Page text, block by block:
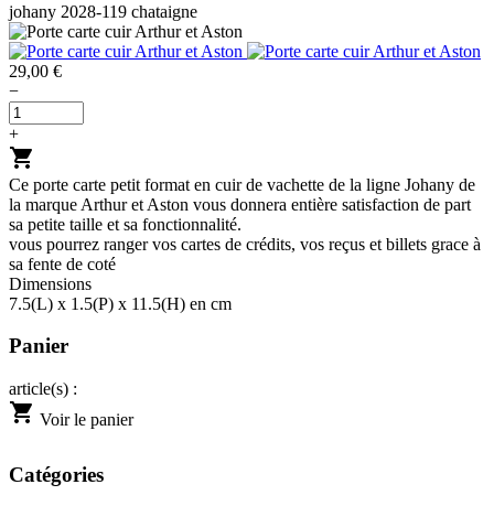
johany 2028-119 chataigne
29,00 €
−
+
shopping_cart
Ce porte carte petit format en cuir de vachette de la ligne Johany de
la marque Arthur et Aston vous donnera entière satisfaction de part
sa petite taille et sa fonctionnalité.
vous pourrez ranger vos cartes de crédits, vos reçus et billets grace à
sa fente de coté
Dimensions
7.5(L) x 1.5(P) x 11.5(H) en cm
Panier
article(s) :
shopping_cart Voir le panier
Catégories